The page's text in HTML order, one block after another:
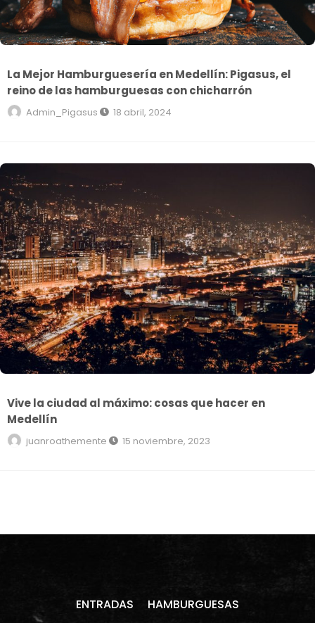
La Mejor Hamburguesería en Medellín: Pigasus, el
reino de las hamburguesas con chicharrón
Admin_Pigasus 18 abril, 2024
Vive la ciudad al máximo: cosas que hacer en
Medellín
juanroathemente 15 noviembre, 2023
ENTRADAS
HAMBURGUESAS